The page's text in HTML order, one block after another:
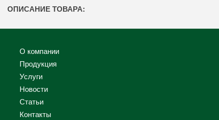
ОПИСАНИЕ ТОВАРА:
О компании
Продукция
Услуги
Новости
Статьи
Контакты